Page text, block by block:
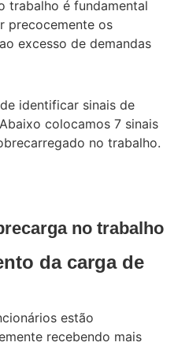
trabalho é fundamental
precocemente os
excesso de demandas
identificar sinais de
colocamos 7 sinais
no trabalho.
no trabalho
da carga de
estão
recebendo mais